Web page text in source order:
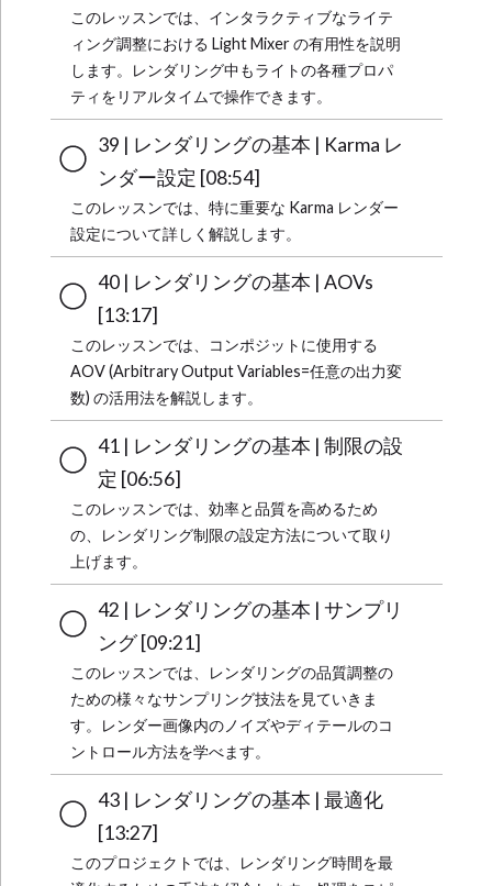
このレッスンでは、インタラクティブなライテ
ィング調整における Light Mixer の有用性を説明
します。レンダリング中もライトの各種プロパ
ティをリアルタイムで操作できます。
39 | レンダリングの基本 | Karma レ
ンダー設定 [08:54]
このレッスンでは、特に重要な Karma レンダー
設定について詳しく解説します。
40 | レンダリングの基本 | AOVs
[13:17]
このレッスンでは、コンポジットに使用する
AOV (Arbitrary Output Variables=任意の出力変
数) の活用法を解説します。
41 | レンダリングの基本 | 制限の設
定 [06:56]
このレッスンでは、効率と品質を高めるため
の、レンダリング制限の設定方法について取り
上げます。
42 | レンダリングの基本 | サンプリ
ング [09:21]
このレッスンでは、レンダリングの品質調整の
ための様々なサンプリング技法を見ていきま
す。レンダー画像内のノイズやディテールのコ
ントロール方法を学べます。
43 | レンダリングの基本 | 最適化
[13:27]
このプロジェクトでは、レンダリング時間を最